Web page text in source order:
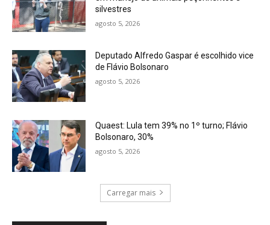
silvestres
agosto 5, 2026
Deputado Alfredo Gaspar é escolhido vice
de Flávio Bolsonaro
agosto 5, 2026
Quaest: Lula tem 39% no 1º turno; Flávio
Bolsonaro, 30%
agosto 5, 2026
Carregar mais